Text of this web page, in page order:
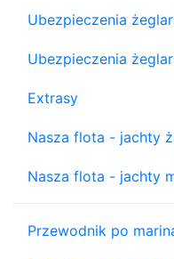
Ubezpieczenia
Ubezpieczenia
Extrasy
Nasza flota - jachty
Nasza flota - jachty
Przewodnik po